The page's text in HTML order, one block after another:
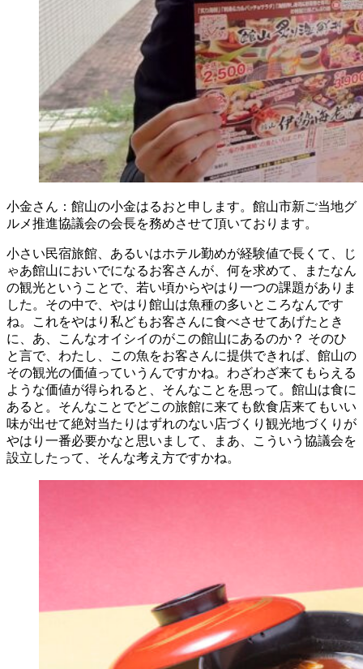
小金さん：館山の小金はるおと申します。館山市新ご当地グ
ルメ推進協議会の会長を務めさせて頂いております。
小さい民宿旅館、あるいはホテル勤めが経験値で長くて、じ
ゃあ館山においでになるお客さんが、何を求めて、またなん
の観光ということで、若い頃からやはり一つの課題がありま
した。その中で、やはり館山は魚種の多いところなんです
ね。これをやはり私どもお客さんに食べさせてあげたとき
に、あ、こんなオイシイのがこの館山にあるのか？ そのひ
と言で、わたし、この魚をお客さんに提供できれば、館山の
その観光の価値っていうんですかね。わざわざ来てもらえる
ような価値が得られると、そんなことを思って。館山は食に
あると。そんなことでどこの旅館に来ても飲食店来てもいい
味が出せて絶対当たりはずれのない店づくり観光地づくりが
やはり一番必要かなと思いまして、まあ、こういう協議会を
設立したって、そんな考え方ですかね。